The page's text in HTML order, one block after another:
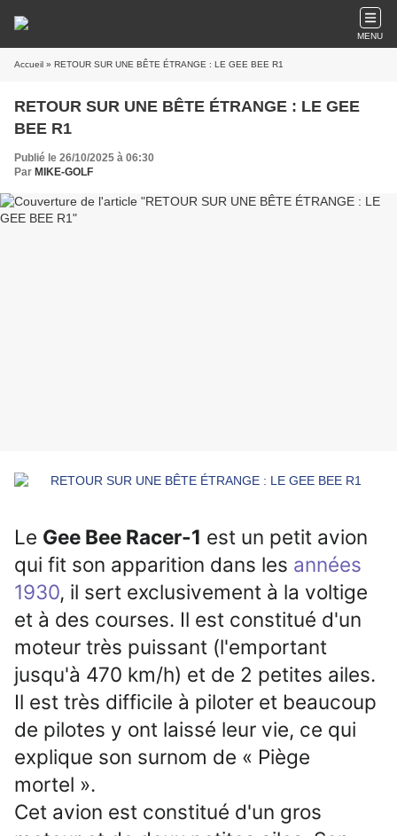
MENU
Accueil » RETOUR SUR UNE BÊTE ÉTRANGE : LE GEE BEE R1
RETOUR SUR UNE BÊTE ÉTRANGE : LE GEE
BEE R1
Publié le 26/10/2025 à 06:30
Par MIKE-GOLF
Le Gee Bee Racer-1 est un petit avion
qui fit son apparition dans les années
1930, il sert exclusivement à la voltige
et à des courses. Il est constitué d'un
moteur très puissant (l'emportant
jusqu'à 470 km/h) et de 2 petites ailes.
Il est très difficile à piloter et beaucoup
de pilotes y ont laissé leur vie, ce qui
explique son surnom de « Piège
mortel ».
Cet avion est constitué d'un gros